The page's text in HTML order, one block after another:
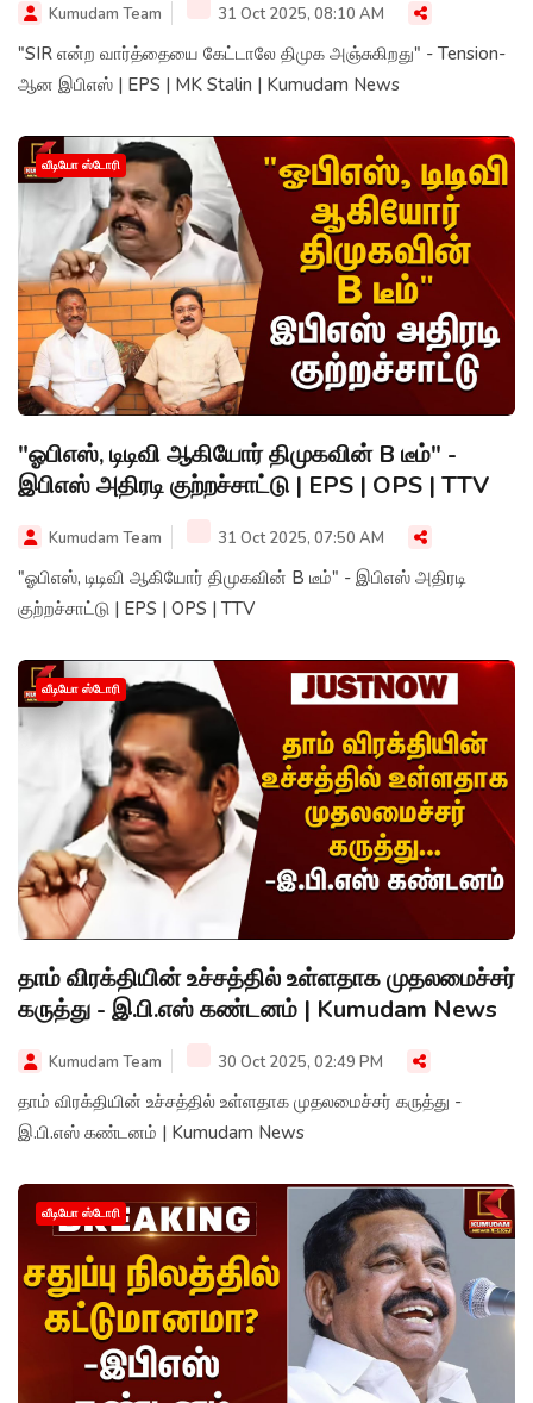
Kumudam Team 31 Oct 2025, 08:10 AM
"SIR என்ற வார்த்தையை கேட்டாலே திமுக அஞ்சுகிறது" - Tension-
ஆன இபிஎஸ் | EPS | MK Stalin | Kumudam News
வீடியோ ஸ்டோரி
"ஓபிஎஸ், டிடிவி ஆகியோர் திமுகவின் B டீம்" -
இபிஎஸ் அதிரடி குற்றச்சாட்டு | EPS | OPS | TTV
Kumudam Team 31 Oct 2025, 07:50 AM
"ஓபிஎஸ், டிடிவி ஆகியோர் திமுகவின் B டீம்" - இபிஎஸ் அதிரடி
குற்றச்சாட்டு | EPS | OPS | TTV
வீடியோ ஸ்டோரி
தாம் விரக்தியின் உச்சத்தில் உள்ளதாக முதலமைச்சர்
கருத்து - இ.பி.எஸ் கண்டனம் | Kumudam News
Kumudam Team 30 Oct 2025, 02:49 PM
தாம் விரக்தியின் உச்சத்தில் உள்ளதாக முதலமைச்சர் கருத்து -
இ.பி.எஸ் கண்டனம் | Kumudam News
வீடியோ ஸ்டோரி